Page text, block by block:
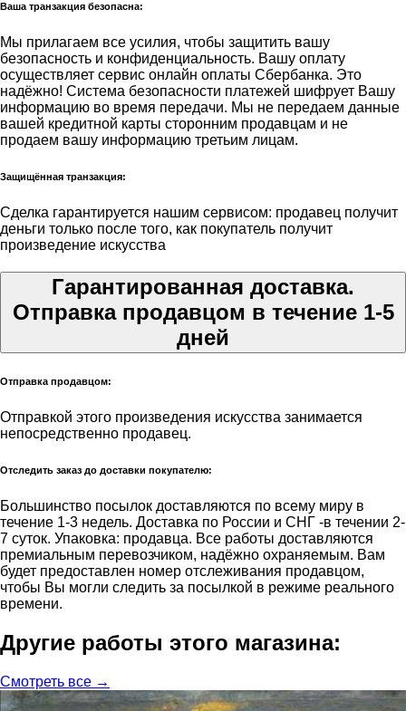
Ваша транзакция безопасна:
Мы прилагаем все усилия, чтобы защитить вашу
безопасность и конфиденциальность. Вашу оплату
осуществляет сервис онлайн оплаты Сбербанка. Это
надёжно! Система безопасности платежей шифрует Вашу
информацию во время передачи. Мы не передаем данные
вашей кредитной карты сторонним продавцам и не
продаем вашу информацию третьим лицам.
Защищённая транзакция:
Сделка гарантируется нашим сервисом: продавец получит
деньги только после того, как покупатель получит
произведение искусства
Гарантированная доставка.
Отправка продавцом в течение 1-5
дней
Отправка продавцом:
Отправкой этого произведения искусства занимается
непосредственно продавец.
Отследить заказ до доставки покупателю:
Большинство посылок доставляются по всему миру в
течение 1-3 недель. Доставка по России и СНГ -в течении 2-
7 суток. Упаковка: продавца. Все работы доставляются
премиальным перевозчиком, надёжно охраняемым. Вам
будет предоставлен номер отслеживания продавцом,
чтобы Вы могли следить за посылкой в режиме реального
времени.
Другие работы этого магазина:
Смотреть все →